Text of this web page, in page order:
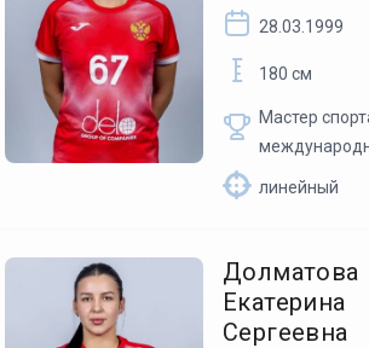
28.03.1999
180 см
Мастер
линейный
Долматова
Екатерина
Сергеевна